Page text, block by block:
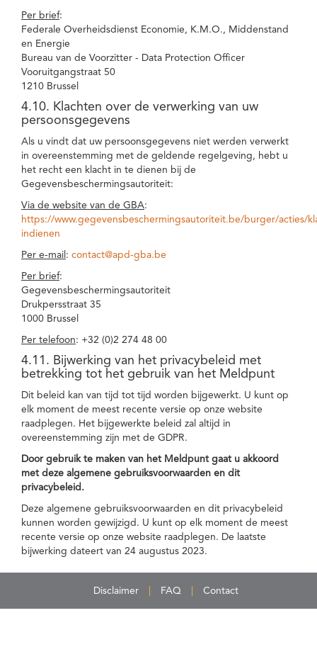
Per brief:
Federale Overheidsdienst Economie, K.M.O., Middenstand
en Energie
Bureau van de Voorzitter - Data Protection Officer
Vooruitgangstraat 50
1210 Brussel
4.10. Klachten over de verwerking van uw
persoonsgegevens
Als u vindt dat uw persoonsgegevens niet werden verwerkt
in overeenstemming met de geldende regelgeving, hebt u
het recht een klacht in te dienen bij de
Gegevensbeschermingsautoriteit:
Via de website van de GBA:
https://www.gegevensbeschermingsautoriteit.be/burger/acties/
indienen
Per e-mail : contact@apd-gba.be
Per brief:
Gegevensbeschermingsautoriteit
Drukpersstraat 35
1000 Brussel
Per telefoon: +32 (0)2 274 48 00
4.11. Bijwerking van het privacybeleid met
betrekking tot het gebruik van het Meldpunt
Dit beleid kan van tijd tot tijd worden bijgewerkt. U kunt op
elk moment de meest recente versie op onze website
raadplegen. Het bijgewerkte beleid zal altijd in
overeenstemming zijn met de GDPR.
Door gebruik te maken van het Meldpunt gaat u akkoord
met deze algemene gebruiksvoorwaarden en dit
privacybeleid.
Deze algemene gebruiksvoorwaarden en dit privacybeleid
kunnen worden gewijzigd. U kunt op elk moment de meest
recente versie op onze website raadplegen. De laatste
bijwerking dateert van 24 augustus 2023.
Disclaimer FAQ Contact